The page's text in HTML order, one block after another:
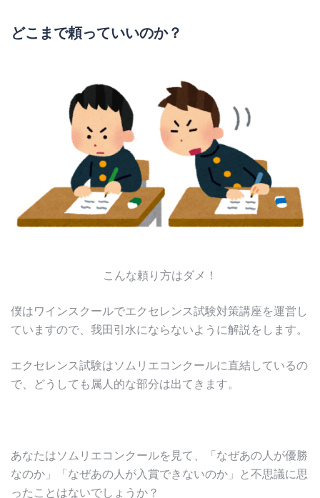
どこまで頼っていいのか？
こんな頼り方はダメ！
僕はワインスクールでエクセレンス試験対策講座を運営し
ていますので、我田引水にならないように解説をします。
エクセレンス試験はソムリエコンクールに直結しているの
で、どうしても属人的な部分は出てきます。
あなたはソムリエコンクールを見て、「なぜあの人が優勝
なのか」「なぜあの人が入賞できないのか」と不思議に思
ったことはないでしょうか？